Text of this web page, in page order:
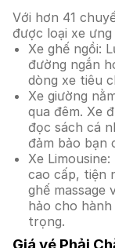
Với hơn 41
được loại xe
Xe ghế ngồi:
đường ngắn
dòng xe tiêu
Xe giường
qua đêm. Xe
đọc sách cá
đảm bảo bạn
Xe
cao cấp, tiện
ghế massage
hảo cho
trọng.